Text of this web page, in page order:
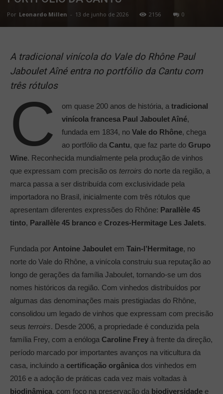
Por Leonardo Millen - 13 de junho de 2026 2156 0
A tradicional vinícola do Vale do Rhône Paul
Jaboulet Aîné entra no portfólio da Cantu com
três rótulos
C om quase 200 anos de história, a tradicional
vinícola francesa Paul Jaboulet Aîné,
fundada em 1834, no Vale do Rhône, chega
ao portfólio da Cantu, que faz parte do Grupo
Wine. Reconhecida mundialmente pela produção de vinhos
que expressam com precisão os terroirs do norte da região, a
marca passa a ser distribuída com exclusividade pela
importadora no Brasil, inicialmente com três rótulos que
apresentam diferentes expressões do Rhône: Parallèle 45
tinto, Parallèle 45 branco e Crozes-Hermitage Les Jalets.
Fundada por Antoine Jaboulet em Tain-l’Hermitage, no
norte do Vale do Rhône, a vinícola construiu sua reputação ao
longo de gerações da família Jaboulet, tornando-se um dos
nomes históricos da região. Com vinhedos distribuídos por
algumas das denominações mais prestigiadas do Rhône,
consolidou um legado de vinhos que expressam com precisão
seus terroirs. Desde 2006, a propriedade é conduzida pela
família Frey, com a enóloga Caroline Frey à frente da direção,
período marcado por importantes avanços na viticultura da
casa, incluindo a certificação orgânica dos vinhedos em
2016 e a adoção de práticas cada vez mais voltadas à
biodinâmica, com foco na preservação da biodiversidade e